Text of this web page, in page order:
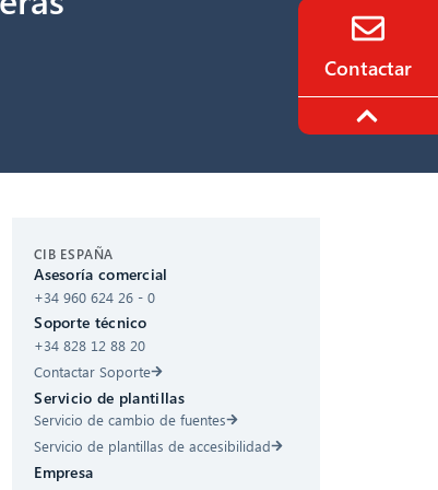
CIB ESPAÑA
Asesoría comercial
+34 960 624 26 - 0
Soporte técnico
+34 828 12 88 20
Contactar Soporte
Servicio de plantillas
Servicio de cambio de fuentes
Servicio de plantillas de accesibilidad
Empresa
¡Hola! ¿Qué puedo hacer por ti?
Contactar